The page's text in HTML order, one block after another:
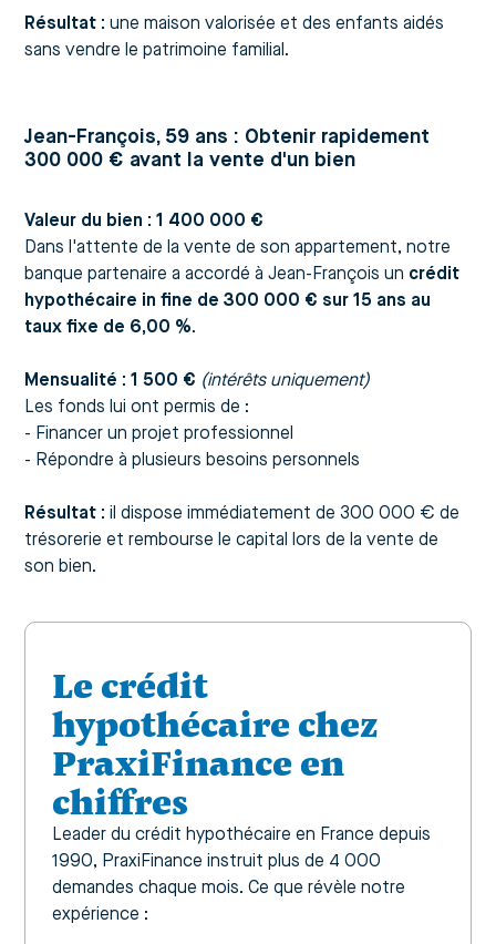
Résultat : une maison valorisée et des enfants aidés
sans vendre le patrimoine familial.
Jean-François, 59 ans : Obtenir rapidement
300 000 € avant la vente d'un bien
Valeur du bien : 1 400 000 €
Dans l'attente de la vente de son appartement, notre
banque partenaire a accordé à Jean-François un crédit
hypothécaire in fine de 300 000 € sur 15 ans au
taux fixe de 6,00 %.
Mensualité : 1 500 € (intérêts uniquement)
Les fonds lui ont permis de :
- Financer un projet professionnel
- Répondre à plusieurs besoins personnels
Résultat : il dispose immédiatement de 300 000 € de
trésorerie et rembourse le capital lors de la vente de
son bien.
Le crédit
hypothécaire chez
PraxiFinance en
chiffres
Leader du crédit hypothécaire en France depuis
1990, PraxiFinance instruit plus de 4 000
demandes chaque mois. Ce que révèle notre
expérience :